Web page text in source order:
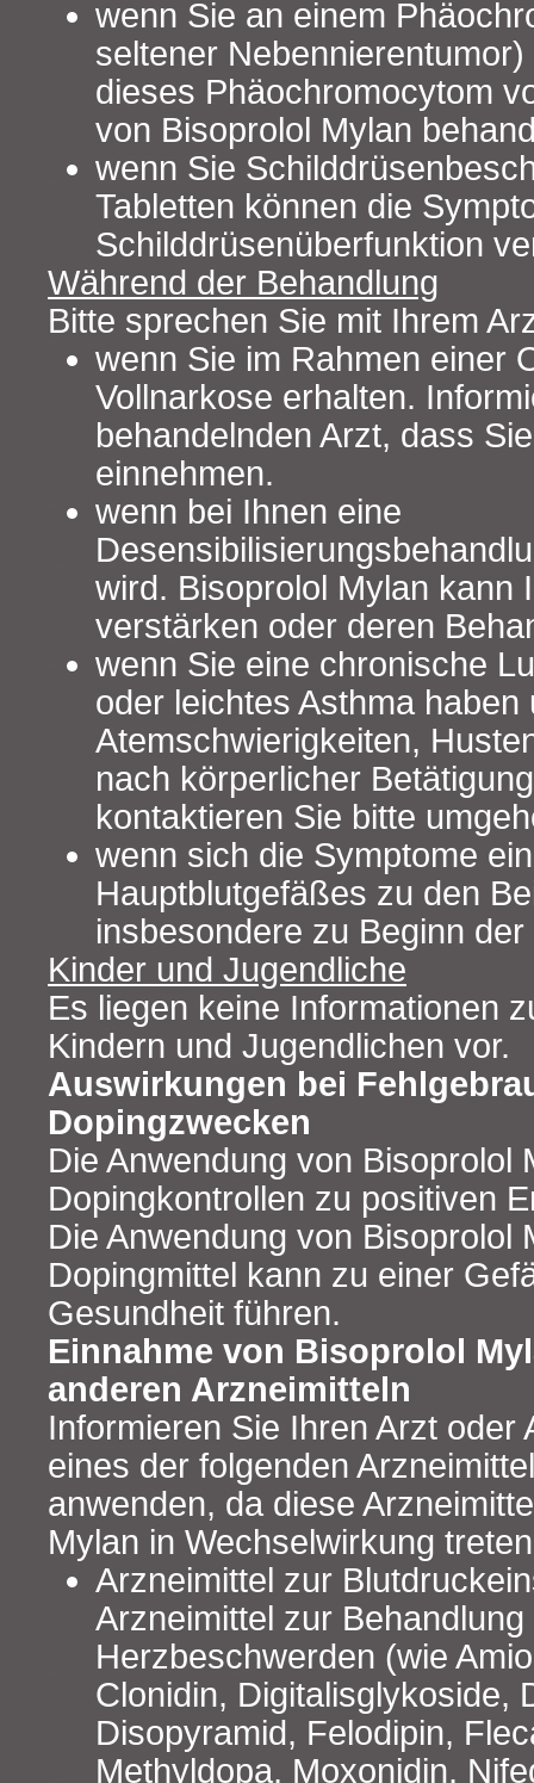
wenn Sie an einem
seltener
dieses Phäochromocytom
von Bisoprolol Mylan
wenn Sie
Tabletten können die
Schilddrüsenüberfunktion
Während der Behandlung
Bitte sprechen Sie mit Ihrem
wenn Sie im Rahmen einer
Vollnarkose erhalten.
behandelnden Arzt, dass
einnehmen.
wenn bei Ihnen eine
wird. Bisoprolol Mylan kann
verstärken oder deren
wenn Sie eine chronische
oder leichtes Asthma haben
Atemschwierigkeiten,
nach körperlicher
kontaktieren Sie bitte
wenn sich die Symptome
Hauptblutgefäßes zu den
insbesondere zu Beginn
Kinder und Jugendliche
Es liegen keine Informationen
Kindern und Jugendlichen vor.
Auswirkungen bei
Dopingzwecken
Die Anwendung von Bisoprolol
Dopingkontrollen zu positiven
Die Anwendung von Bisoprolol
Dopingmittel kann zu einer
Gesundheit führen.
Einnahme von Bisoprolol
anderen Arzneimitteln
Informieren Sie Ihren Arzt oder
eines der folgenden
anwenden, da diese
Mylan in Wechselwirkung
Arzneimittel zur
Arzneimittel zur Behandlung
Herzbeschwerden (wie
Clonidin, Digitalisglykoside,
Disopyramid, Felodipin,
Methyldopa, Moxonidin,